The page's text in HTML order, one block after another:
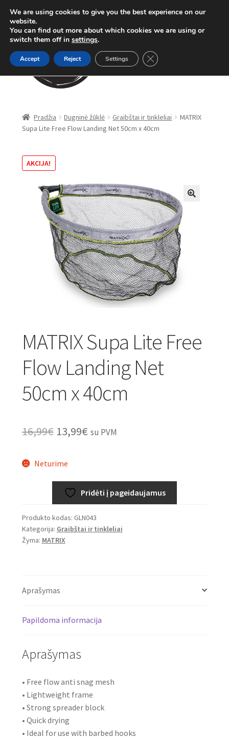
Pereiti
prie
meniu
Pereiti
prie
turinio
Karpinė žūklė
Dugninė žūklė
Apranga
Method Feeder
Turizmo reikmenys
IŠPARDAVIMAS!!!
Pradžia Dugninė žūklė Graibštai ir tinkleliai
MATRIX
Supa Lite Free Flow Landing Net 50cm x 40cm
AKCIJA!
MATRIX Supa Lite Free
Flow Landing Net
50cm x 40cm
16,99€ Original
was:
16,99€.
13,99€Current
13,99€.
su PVM
Neturime
Pridėti į pageidaujamus
Produkto kodas: GLN043
Kategorija: Graibštai ir tinkleliai
Žyma: MATRIX
Aprašymas
Papildoma informacija
Aprašymas
• Free flow anti snag mesh
• Lightweight frame
• Strong spreader block
• Quick drying
• Ideal for use with barbed hooks
We are using cookies to give you the best experience on our
website.
You can find out more about which cookies we are using or
switch them off in settings.
Accept Reject Settings Close GDPR Cookie